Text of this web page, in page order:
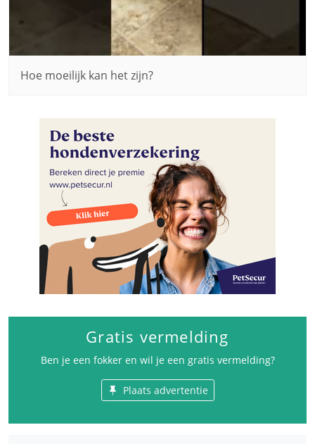
Hoe moeilijk kan het zijn?
Gratis vermelding
Ben je een fokker en wil je een gratis vermelding?
Plaats advertentie